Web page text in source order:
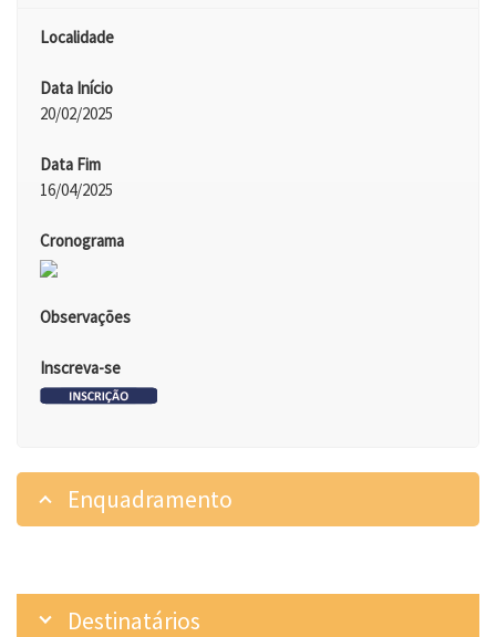
Localidade
Data Início
20/02/2025
Data Fim
16/04/2025
Cronograma
Observações
Inscreva-se
Enquadramento
Destinatários